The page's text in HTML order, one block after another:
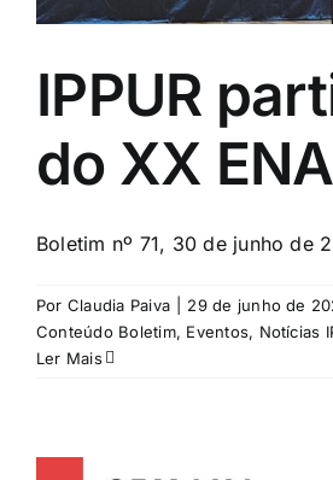
IPPUR
do XX
Boletim nº 71, 30 de junho de
Por Claudia Paiva 29 de junho de
Conteúdo Boletim, Eventos, Notícias
Ler Mais